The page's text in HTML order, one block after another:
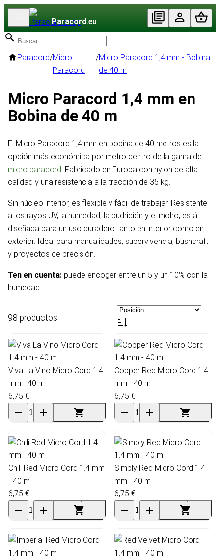
Paracord.eu
Paracord/Micro
Paracord
/Micro Paracord 1,4 mm - Bobina
de 40 m
Micro Paracord 1,4 mm en
Bobina de 40 m
El Micro Paracord 1,4 mm en bobina de 40 metros es la
opción más económica por metro dentro de la gama de
micro paracord. Fabricado en Europa con nylon de alta
calidad y una resistencia a la tracción de 35 kg.
Sin núcleo interior, es flexible y fácil de trabajar. Resistente
a los rayos UV, la humedad, la pudrición y el moho, está
diseñada para un uso duradero tanto en interior como en
exterior. Ideal para manualidades, supervivencia, bushcraft
y proyectos de precisión.
Ten en cuenta: puede encoger entre un 5 y un 10% con la
humedad.
98 productos
Viva La Vino Micro Cord 1.4
mm - 40 m
6,75 €
Copper Red Micro Cord 1.4
mm - 40 m
6,75 €
Chili Red Micro Cord 1.4 mm
- 40 m
6,75 €
Simply Red Micro Cord 1.4
mm - 40 m
6,75 €